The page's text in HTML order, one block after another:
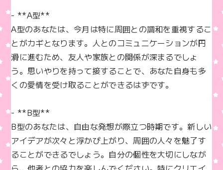
- **A型**
A型のあなたは、今月は特に周囲との調和を重視するこ
とがカギとなります。人とのコミュニケーションが円
滑に進むため、友人や家族との関係が深まるでしょ
う。思いやりを持って接することで、あなた自身も多
くの愛情を受け取ることができるはずです。
- **B型**
B型のあなたは、自由な発想が際立つ時期です。新しい
アイデアが次々と浮かび上がり、周囲の人々を魅了す
ることができるでしょう。自分の個性を大切にしなが